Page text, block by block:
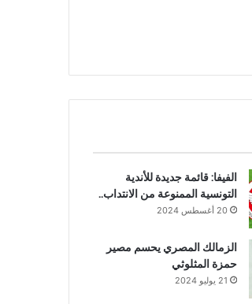
الفيفا: قائمة جديدة للأندية
التونسية الممنوعة من الانتداب..
20 أغسطس 2024
الزمالك المصري يحسم مصير
حمزة المثلوثي
21 يوليو 2024